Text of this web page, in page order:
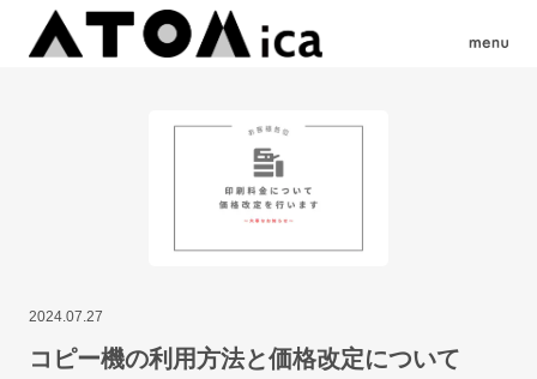
2024.07.27
コピー機の利用方法と価格改定について